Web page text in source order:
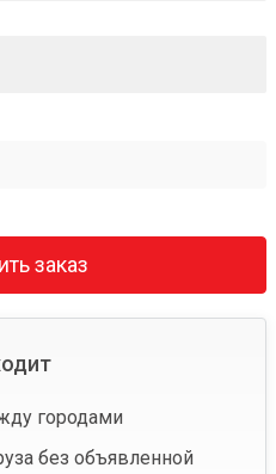
заказ
городами
без объявленной